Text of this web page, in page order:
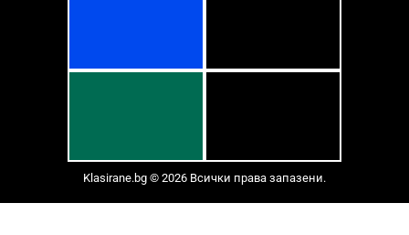
Klasirane.bg © 2026 Всички права запазени.